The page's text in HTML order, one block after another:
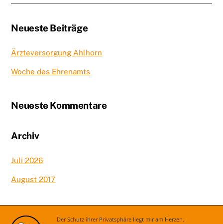
Der Schutz ihrer Privatsphäre liegt mir am Herzen.
Neueste Beiträge
Ärzteversorgung Ahlhorn
Woche des Ehrenamts
Neueste Kommentare
Archiv
Juli 2026
August 2017
Kategorien